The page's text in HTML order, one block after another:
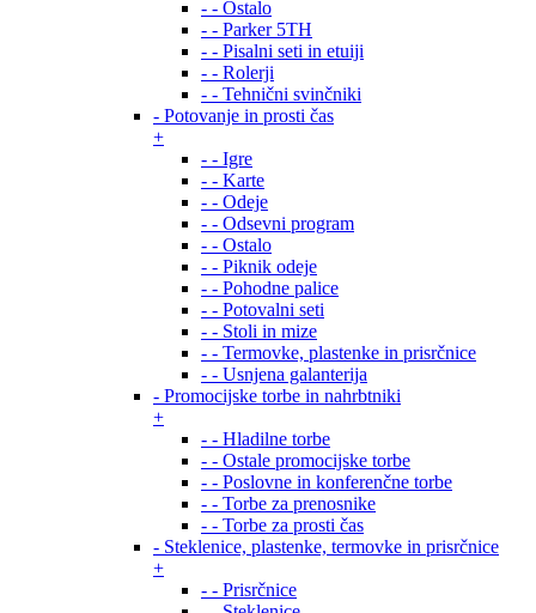
- - Ostalo
- - Parker 5TH
- - Pisalni seti in etuiji
- - Rolerji
- - Tehnični svinčniki
- Potovanje in prosti čas
+
- - Igre
- - Karte
- - Odeje
- - Odsevni program
- - Ostalo
- - Piknik odeje
- - Pohodne palice
- - Potovalni seti
- - Stoli in mize
- - Termovke, plastenke in prisrčnice
- - Usnjena galanterija
- Promocijske torbe in nahrbtniki
+
- - Hladilne torbe
- - Ostale promocijske torbe
- - Poslovne in konferenčne torbe
- - Torbe za prenosnike
- - Torbe za prosti čas
- Steklenice, plastenke, termovke in prisrčnice
+
- - Prisrčnice